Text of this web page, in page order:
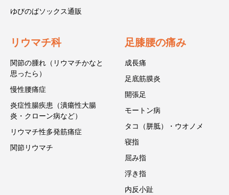
ゆびのばソックス通販
リウマチ科
関節の腫れ（リウマチかなと
思ったら）
慢性腰痛症
炎症性腸疾患（潰瘍性大腸
炎・クローン病など）
リウマチ性多発筋痛症
関節リウマチ
足膝腰の痛み
成長痛
足底筋膜炎
開張足
モートン病
タコ（胼胝）・ウオノメ
寝指
屈み指
浮き指
内反小趾